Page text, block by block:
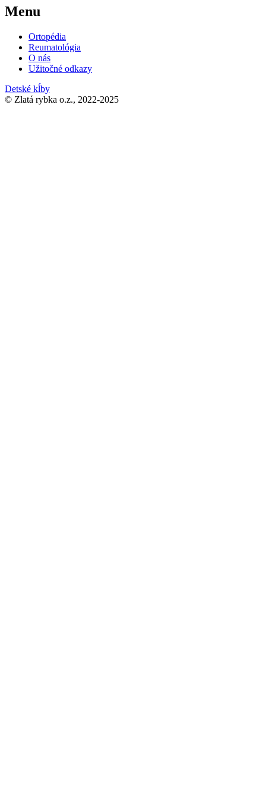
Menu
Ortopédia
Reumatológia
O nás
Užitočné odkazy
Detské kĺby
© Zlatá rybka o.z., 2022-2025